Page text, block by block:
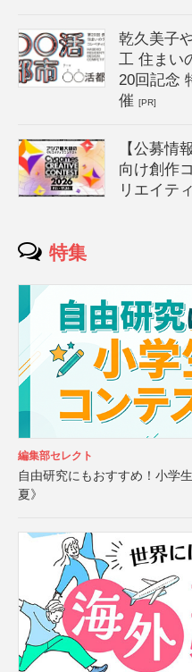
乾久美子
工 住まい
20回記念
催[PR]
【公募情
向け創作
リエイテ
特集
編集部セレクト
自由研究にもおすすめ！小学
夏》